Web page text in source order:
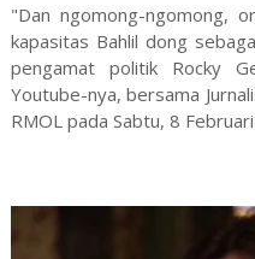
"Dan ngomong-ngomong,
kapasitas Bahlil dong
pengamat politik Rocky
Youtube-nya, bersama
RMOL pada Sabtu, 8